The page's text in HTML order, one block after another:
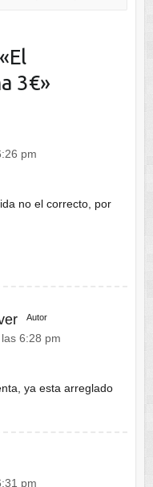
El
3€»
pm
no el correcto, por
Autor
6:28 pm
ya esta arreglado
pm